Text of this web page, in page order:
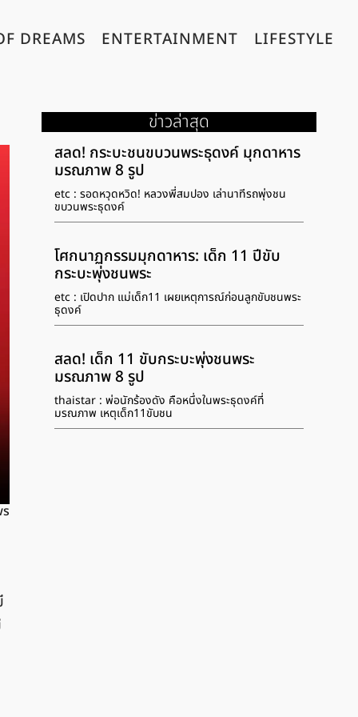
DREAMS ENTERTAINMENT LIFESTYLE
ข่าวล่าสุด
สลด! กระบะชนขบวนพระธุดงค์ มุกดาหาร
มรณภาพ 8 รูป
etc : รอดหวุดหวิด! หลวงพี่สมปอง เล่านาทีรถพุ่งชน
ขบวนพระธุดงค์
โศกนาฏกรรมมุกดาหาร: เด็ก 11 ปีขับ
กระบะพุ่งชนพระ
etc : เปิดปาก แม่เด็ก11 เผยเหตุการณ์ก่อนลูกขับชนพระ
ธุดงค์
สลด! เด็ก 11 ขับกระบะพุ่งชนพระ
มรณภาพ 8 รูป
thaistar : พ่อนักร้องดัง คือหนึ่งในพระธุดงค์ที่
มรณภาพ เหตุเด็ก11ขับชน